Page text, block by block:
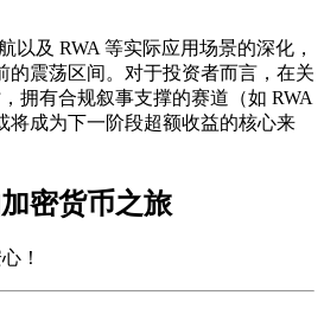
以及 RWA 等实际应用场景的深化，
的震荡区间。对于投资者而言，在关
拥有合规叙事支撑的赛道（如 RWA
将成为下一阶段超额收益的核心来
密货币之旅
！